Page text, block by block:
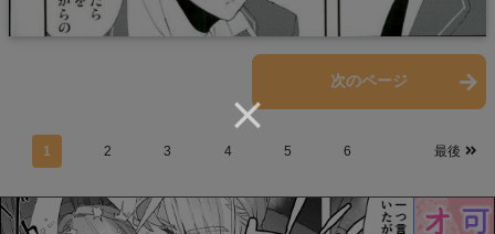
次のページ
1 2 3 4 5 6 最後